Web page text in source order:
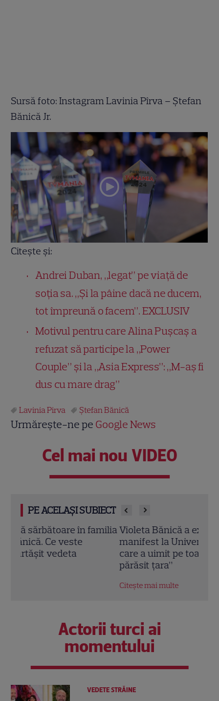
Sursă foto: Instagram Lavinia Pîrva – Ștefan
Bănică Jr.
Citește și:
Andrei Duban, „legat” pe viață de
soția sa. „Și la pâine dacă ne ducem,
tot împreună o facem”. EXCLUSIV
Motivul pentru care Alina Pușcaș a
refuzat să participe la „Power
Couple” și la „Asia Express”: „M-aș fi
dus cu mare drag”
Lavinia Pirva Ștefan Bănică
Urmărește-ne pe Google News
Cel mai nou VIDEO
PE ACELAȘI SUBIECT
Violeta Bănică a expus o lucrare-
manifest la Universitatea Cornell! Citatul
care a uimit pe toată lumea: „Mi-am
Actorii turci ai
momentului
VEDETE STRĂINE